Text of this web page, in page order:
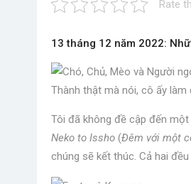
Rate
13 tháng 12 năm 2022:
Thành thật mà nói, cô ấy làm
Tôi đã không đề cập đến
Neko to Issho (Đêm với một
chúng sẽ kết thúc. Cả hai